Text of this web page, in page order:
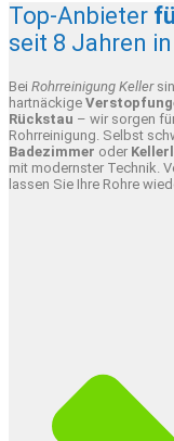
Top-Anbieter
seit 8 Jahren
Bei Rohrreinigung Keller
hartnäckige
Rückstau – wir sorgen
Rohrreinigung. Selbst
Badezimmer oder
mit modernster Technik.
lassen Sie Ihre Rohre